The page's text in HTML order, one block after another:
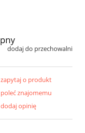
dodaj do przechowalni
zapytaj o produkt
poleć znajomemu
dodaj opinię